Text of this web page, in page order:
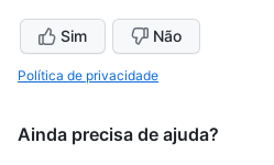
Sim Não
Política de privacidade
Ainda precisa de ajuda?